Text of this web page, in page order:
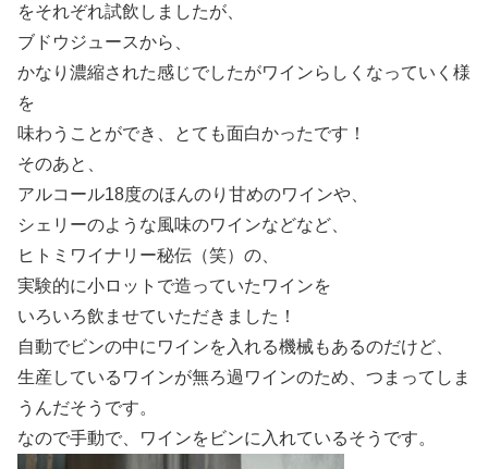
をそれぞれ試飲しましたが、
ブドウジュースから、
かなり濃縮された感じでしたがワインらしくなっていく様
を
味わうことができ、とても面白かったです！
そのあと、
アルコール18度のほんのり甘めのワインや、
シェリーのような風味のワインなどなど、
ヒトミワイナリー秘伝（笑）の、
実験的に小ロットで造っていたワインを
いろいろ飲ませていただきました！
自動でビンの中にワインを入れる機械もあるのだけど、
生産しているワインが無ろ過ワインのため、つまってしま
うんだそうです。
なので手動で、ワインをビンに入れているそうです。